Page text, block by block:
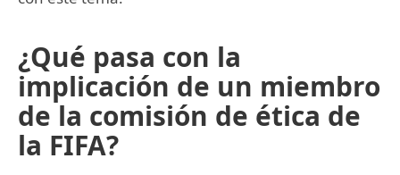
¿Qué pasa con la
implicación de un miembro
de la comisión de ética de
la FIFA?